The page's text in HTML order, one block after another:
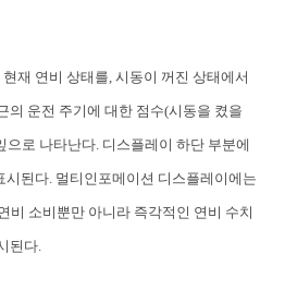
현재 연비 상태를 시동이 꺼진 상태에서
의 운전 주기에 대한 점수(시동을 켰을
으로 나타난다 디스플레이 하단 부분에
시된다 멀티인포메이션 디스플레이에는
비 소비뿐만 아니라 즉각적인 연비 수치
된다